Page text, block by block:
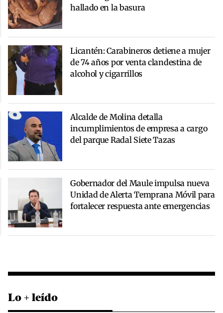
hallado en la basura
Licantén: Carabineros detiene a mujer
de 74 años por venta clandestina de
alcohol y cigarrillos
Alcalde de Molina detalla
incumplimientos de empresa a cargo
del parque Radal Siete Tazas
Gobernador del Maule impulsa nueva
Unidad de Alerta Temprana Móvil para
fortalecer respuesta ante emergencias
Lo + leído